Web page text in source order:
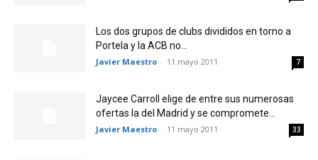
Los dos grupos de clubs divididos en torno a
Portela y la ACB no...
Javier Maestro - 11 mayo 2011 7
Jaycee Carroll elige de entre sus numerosas
ofertas la del Madrid y se compromete...
Javier Maestro - 11 mayo 2011 33